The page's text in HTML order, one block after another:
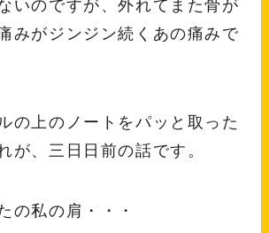
いのですが、外れてまた骨が
みがジンジン続くあの痛みで
の上のノートをパッと取った
が、三日日前の話です。
の私の肩・・・